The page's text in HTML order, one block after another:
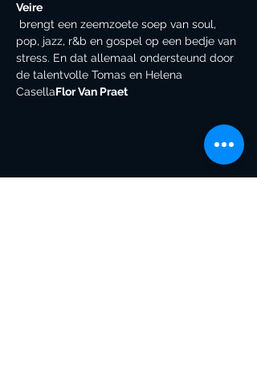
Veire
pop, jazz, r&b en gospel op een bedje van
stress. En dat allemaal ondersteund door
de talentvolle Tomas en Helena
CasellaFlor Van Praet